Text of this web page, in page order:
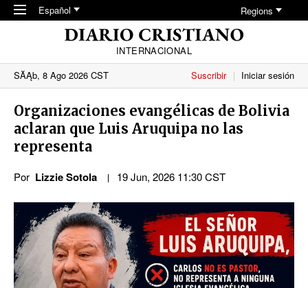
Skip to main content
Español Regions
INTERNACIONAL
SĂĄb, 8 Ago 2026 CST
Suscribir Iniciar sesión
Organizaciones evangélicas de Bolivia
aclaran que Luis Aruquipa no las
representa
Por Lizzie Sotola 19 Jun, 2026 11:30 CST